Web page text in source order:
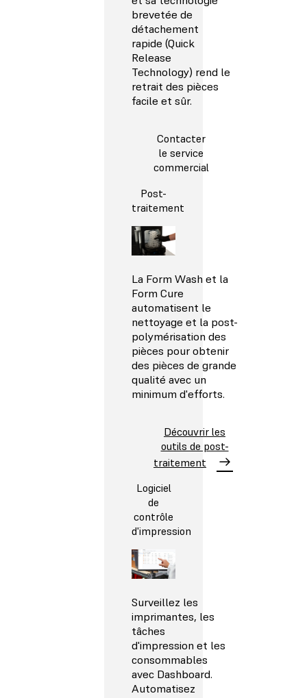
brevetée de
détachement
rapide (Quick
Release
Technology) rend le
retrait des pièces
facile et sûr.
Contacter
le service
commercial
Post-
traitement
La Form Wash et la
Form Cure
automatisent le
nettoyage et la post-
polymérisation des
pièces pour obtenir
des pièces de grande
qualité avec un
minimum d'efforts.
Découvrir les
outils de post-
traitement
Logiciel
de
contrôle
d'impression
Surveillez les
imprimantes, les
tâches
d'impression et les
consommables
avec Dashboard.
Automatisez